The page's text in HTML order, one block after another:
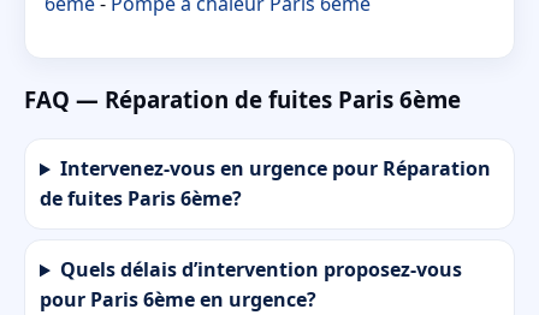
FAQ — Réparation de fuites Paris 6ème
Intervenez-vous en urgence pour Réparation
de fuites Paris 6ème?
Quels délais d’intervention proposez-vous
pour Paris 6ème en urgence?